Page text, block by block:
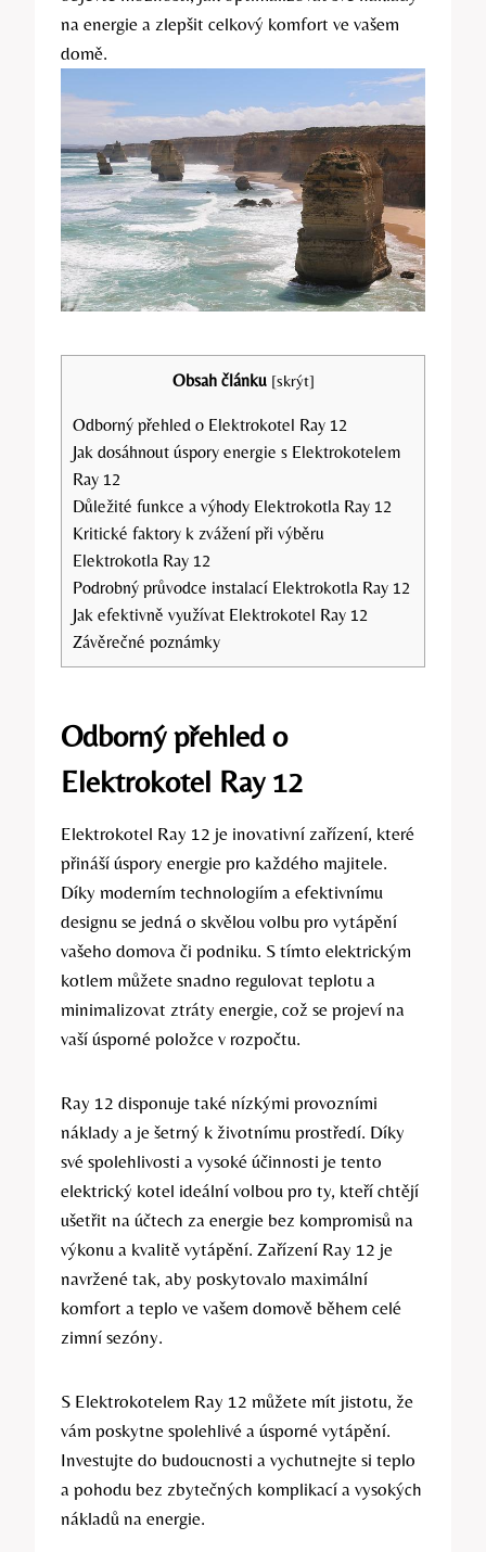
na energie a zlepšit celkový komfort ve vašem
domě.
Obsah článku [skrýt]
Odborný přehled o Elektrokotel Ray 12
Jak dosáhnout úspory energie s Elektrokotelem
Ray 12
Důležité funkce a výhody Elektrokotla Ray 12
Kritické faktory k zvážení při výběru
Elektrokotla Ray 12
Podrobný průvodce instalací Elektrokotla Ray 12
Jak efektivně využívat Elektrokotel Ray 12
Závěrečné poznámky
Odborný přehled o
Elektrokotel Ray 12
Elektrokotel Ray 12 je inovativní zařízení, které
přináší úspory energie pro každého majitele.
Díky moderním technologiím a efektivnímu
designu se jedná o skvělou volbu pro vytápění
vašeho domova či podniku. S tímto elektrickým
kotlem můžete snadno regulovat teplotu a
minimalizovat ztráty energie, což se projeví na
vaší úsporné položce v rozpočtu.
Ray 12 disponuje také nízkými provozními
náklady a je šetrný k životnímu prostředí. Díky
své spolehlivosti a vysoké účinnosti je tento
elektrický kotel ideální volbou pro ty, kteří chtějí
ušetřit na účtech za energie bez kompromisů na
výkonu a kvalitě vytápění. Zařízení Ray 12 je
navržené tak, aby poskytovalo maximální
komfort a teplo ve vašem domově během celé
zimní sezóny.
S Elektrokotelem Ray 12 můžete mít jistotu, že
vám poskytne spolehlivé a úsporné vytápění.
Investujte do budoucnosti a vychutnejte si teplo
a pohodu bez zbytečných komplikací a vysokých
nákladů na energie.